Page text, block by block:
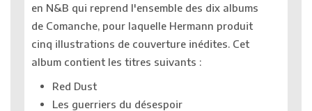
en N&B qui reprend l'ensemble des dix albums
de Comanche, pour laquelle Hermann produit
cinq illustrations de couverture inédites. Cet
album contient les titres suivants :
Red Dust
Les guerriers du désespoir